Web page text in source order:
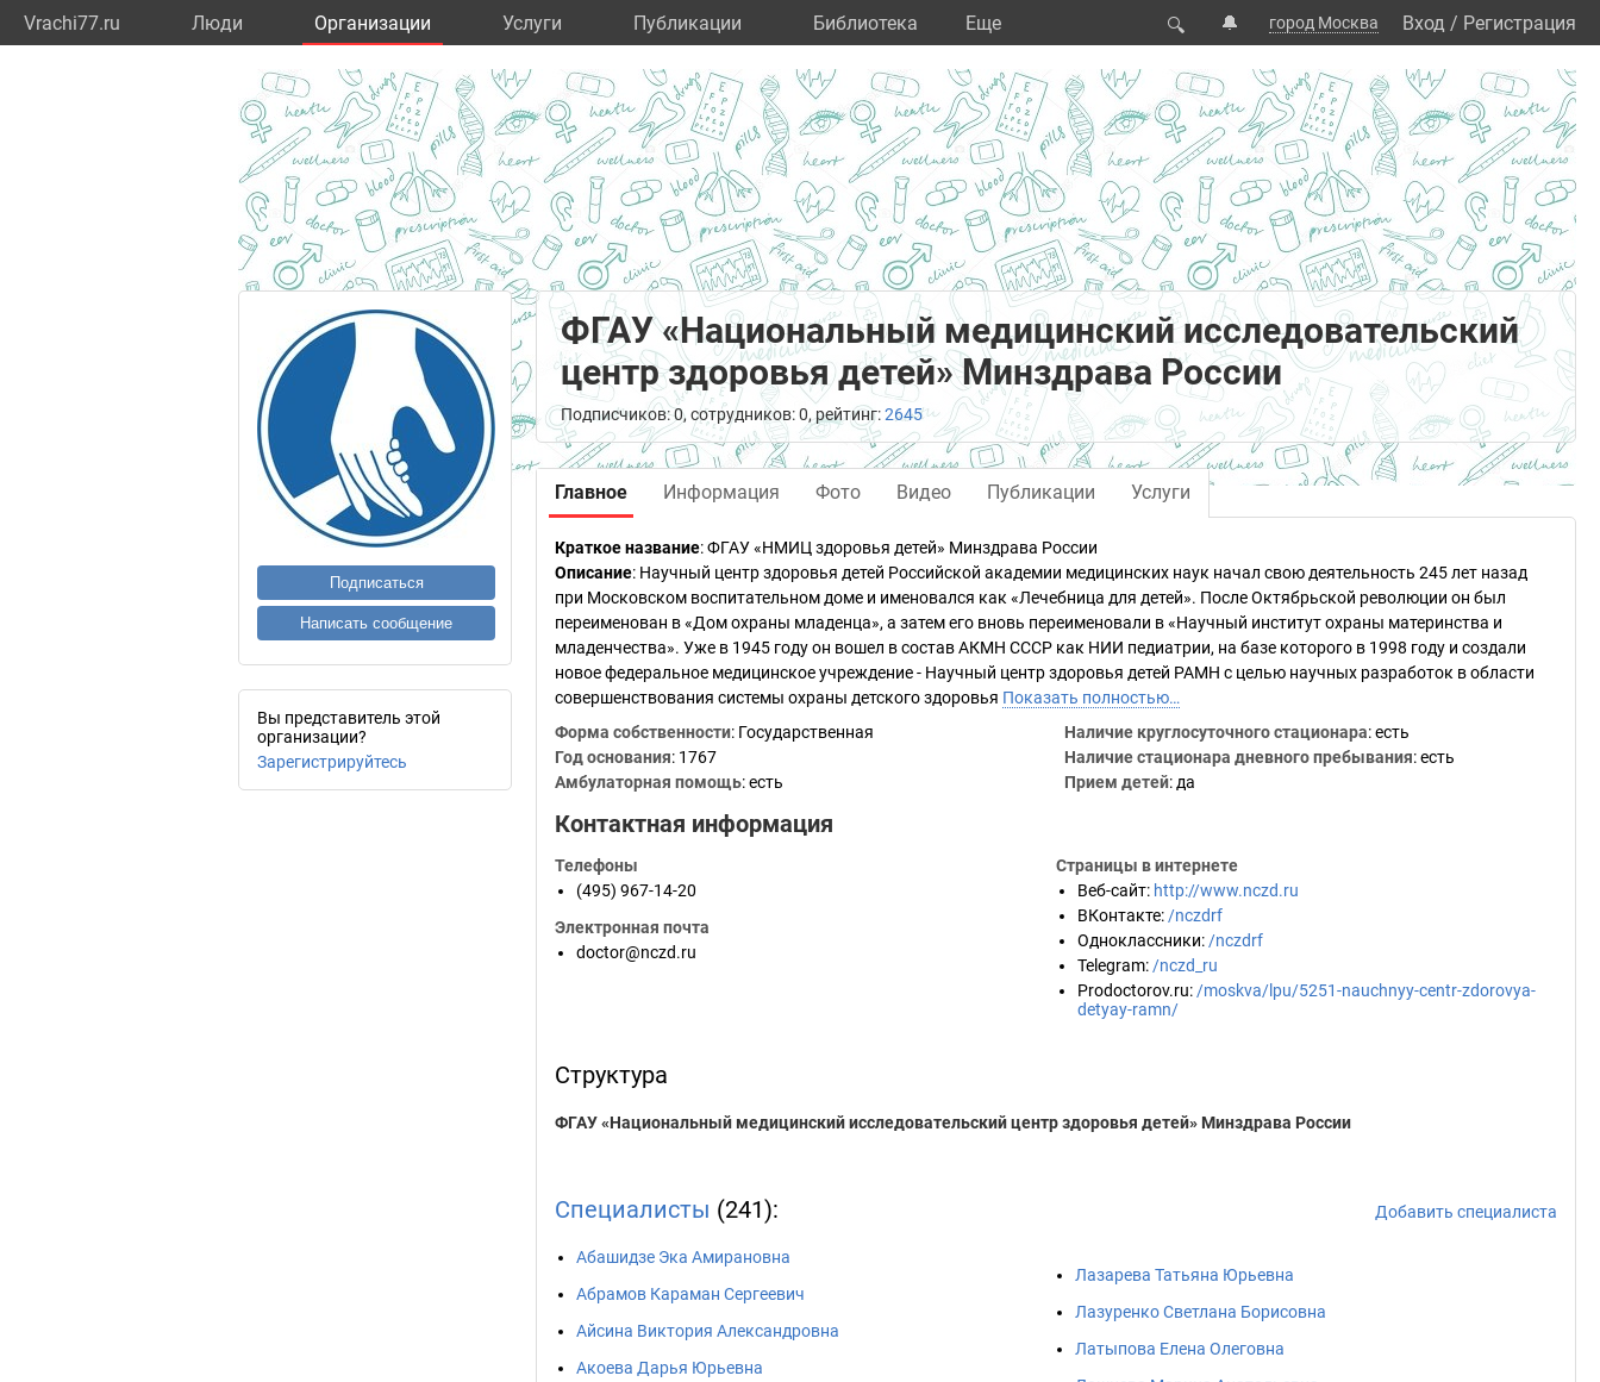
Vrachi77.ru Люди Организации Услуги Публикации Библиотека Eще 🔍 🔔 город Москва Вход / Регистрация
Подписаться
Написать сообщение
Вы представитель этой
организации?
Зарегистрируйтесь
ФГАУ «Национальный медицинский исследовательский
центр здоровья детей» Минздрава России
Подписчиков: 0, сотрудников: 0, рейтинг:2645
Главное Информация Фото Видео Публикации Услуги
Краткое название:ФГАУ «НМИЦ здоровья детей» Минздрава России
Описание: Научный центр здоровья детей Российской академии медицинских наук начал свою деятельность 245 лет назад
при Московском воспитательном доме и именовался как «Лечебница для детей». После Октябрьской революции он был
переименован в «Дом охраны младенца», а затем его вновь переименовали в «Научный институт охраны материнства и
младенчества». Уже в 1945 году он вошел в состав АКМН СССР как НИИ педиатрии, на базе которого в 1998 году и создали
новое федеральное медицинское учреждение - Научный центр здоровья детей РАМН с целью научных разработок в области
совершенствования системы охраны детского здоровья Показать полностью…
Форма собственности: Государственная
Год основания: 1767
Амбулаторная помощь: есть
Наличие круглосуточного стационара: есть
Наличие стационара дневного пребывания: есть
Прием детей: да
Контактная информация
Телефоны
(495) 967-14-20
Электронная почта
doctor@nczd.ru
Страницы в интернете
Веб-сайт: http://www.nczd.ru
ВКонтакте: /nczdrf
Одноклассники: /nczdrf
Telegram: /nczd_ru
Prodoctorov.ru: /moskva/lpu/5251-nauchnyy-centr-zdorovya-
detyay-ramn/
Структура
ФГАУ «Национальный медицинский исследовательский центр здоровья детей» Минздрава России
Специалисты (241): Добавить специалиста
Абашидзе Эка Амирановна
Абрамов Караман Сергеевич
Айсина Виктория Александровна
Акоева Дарья Юрьевна
Лазарева Татьяна Юрьевна
Лазуренко Светлана Борисовна
Латыпова Елена Олеговна